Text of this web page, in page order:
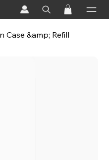
Case &amp; Refill